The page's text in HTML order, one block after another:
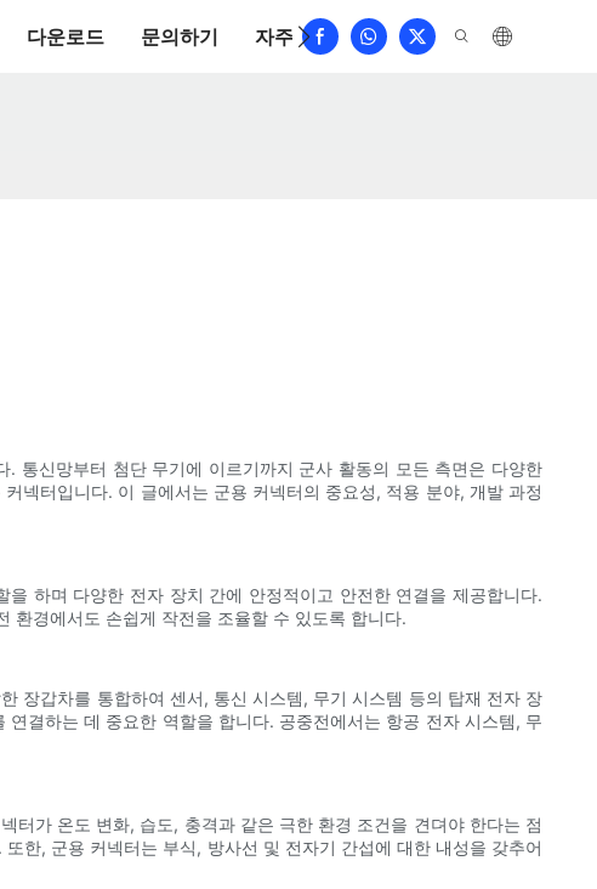
다운로드 문의하기 자주 묻는 질문
통신망부터 첨단 무기에 이르기까지 군사 활동의 모든 측면은 다양한
넥터입니다. 이 글에서는 군용 커넥터의 중요성, 적용 분야, 개발 과정
하며 다양한 전자 장치 간에 안정적이고 안전한 연결을 제공합니다.
환경에서도 손쉽게 작전을 조율할 수 있도록 합니다.
장갑차를 통합하여 센서, 통신 시스템, 무기 시스템 등의 탑재 전자 장
결하는 데 중요한 역할을 합니다. 공중전에서는 항공 전자 시스템, 무
터가 온도 변화, 습도, 충격과 같은 극한 환경 조건을 견뎌야 한다는 점
한, 군용 커넥터는 부식, 방사선 및 전자기 간섭에 대한 내성을 갖추어